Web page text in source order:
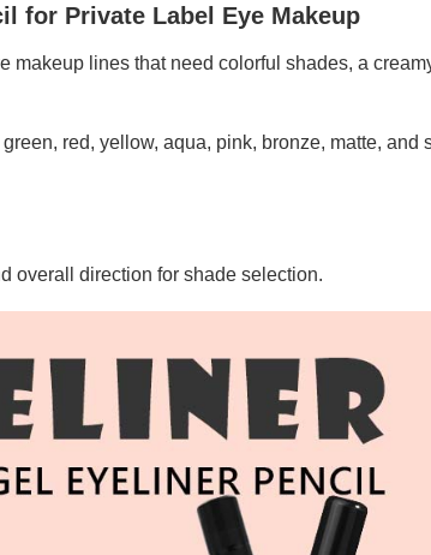
for Private Label Eye Makeup
lines that need colorful shades, a
red, yellow, aqua, pink, bronze, matte, and
overall direction for shade selection.